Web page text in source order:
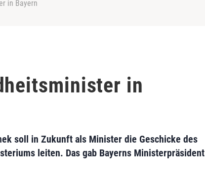
in Bayern
in
soll in Zukunft als Minister die Geschicke des
leiten. Das gab Bayerns Ministerpräsident